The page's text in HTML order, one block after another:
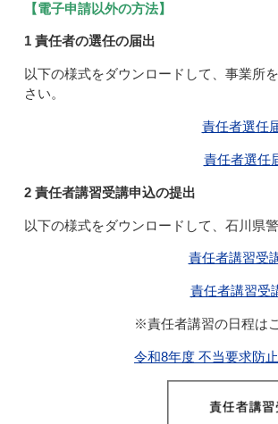
【電子申請以外の方法】
1 責任者の選任の届出
以下の様式をダウンロードして、事業所
さい。
責任者選任
責任者選任
2 責任者講習受講申込の提出
以下の様式をダウンロードして、石川県
責任者講習受
責任者講習受
※責任者講習の日程は
令和8年度 不当要求防